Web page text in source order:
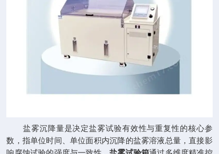
盐雾沉降量是决定盐雾试验有效性与重复性的核心参
数，指单位时间、单位面积内沉降的盐雾溶液总量，直接影